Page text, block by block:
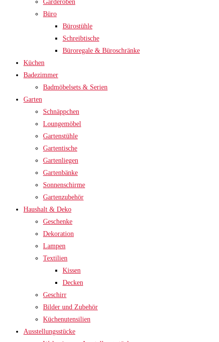
Garderoben
Büro
Bürostühle
Schreibtische
Büroregale & Büroschränke
Küchen
Badezimmer
Badmöbelsets & Serien
Garten
Schnäppchen
Loungemöbel
Gartenstühle
Gartentische
Gartenliegen
Gartenbänke
Sonnenschirme
Gartenzubehör
Haushalt & Deko
Geschenke
Dekoration
Lampen
Textilien
Kissen
Decken
Geschirr
Bilder und Zubehör
Küchenutensilien
Ausstellungsstücke